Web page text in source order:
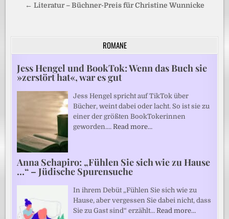
← Literatur – Büchner-Preis für Christine Wunnicke
ROMANE
Jess Hengel und BookTok: Wenn das Buch sie
»zerstört hat«, war es gut
Jess Hengel spricht auf TikTok über
Bücher, weint dabei oder lacht. So ist sie zu
einer der größten BookTokerinnen
geworden.…Read more…
Anna Schapiro: „Fühlen Sie sich wie zu Hause
…“ – Jüdische Spurensuche
In ihrem Debüt „Fühlen Sie sich wie zu
Hause, aber vergessen Sie dabei nicht, dass
Sie zu Gast sind“ erzählt…Read more…